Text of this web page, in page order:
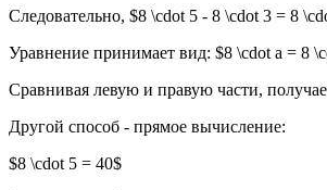
Следовательно, $8 \cdot 5 - 8 \cdot 3 = 8
Уравнение принимает вид: $8 \cdot a = 8
Сравнивая левую и правую части,
Другой способ - прямое вычисление:
$8 \cdot 5 = 40$